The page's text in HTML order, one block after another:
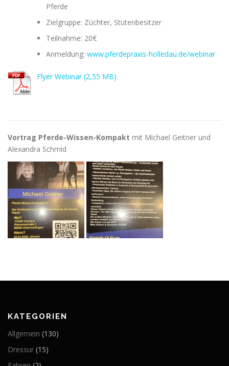
Pferde
Zielgruppe: Züchter, Stutenbesitzer
Teilnahme: 20€
Anmeldung: www.pferdepraxis-holledau.de/webinar
Flyer Webinar
Vortrag Pferde-Wissen-Kompakt mit Michael Geitner und
Alexandra Schmid
KATEGORIEN
Allgemein (130)
Dressur (15)